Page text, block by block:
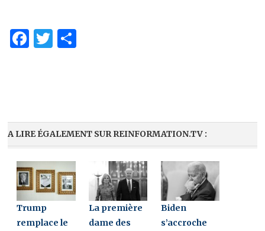
Facebook
Twitter
A LIRE ÉGALEMENT SUR REINFORMATION.TV :
Trump
remplace le
La première
dame des
Biden
s’accroche